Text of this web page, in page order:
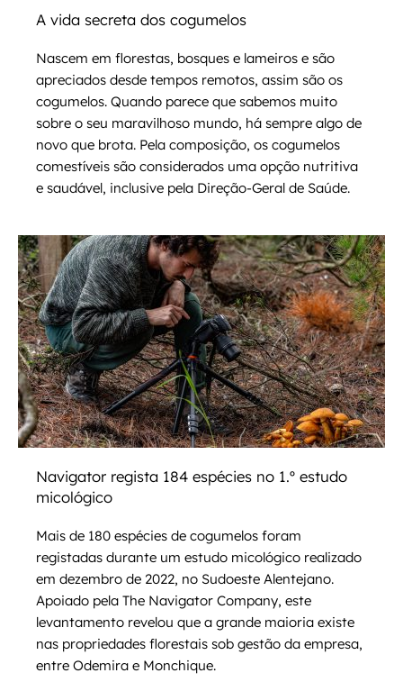
A vida secreta dos cogumelos
Nascem em florestas, bosques e lameiros e são
apreciados desde tempos remotos, assim são os
cogumelos. Quando parece que sabemos muito
sobre o seu maravilhoso mundo, há sempre algo de
novo que brota. Pela composição, os cogumelos
comestíveis são considerados uma opção nutritiva
e saudável, inclusive pela Direção-Geral de Saúde.
Navigator regista 184 espécies no 1.º estudo
micológico
Mais de 180 espécies de cogumelos foram
registadas durante um estudo micológico realizado
em dezembro de 2022, no Sudoeste Alentejano.
Apoiado pela The Navigator Company, este
levantamento revelou que a grande maioria existe
nas propriedades florestais sob gestão da empresa,
entre Odemira e Monchique.